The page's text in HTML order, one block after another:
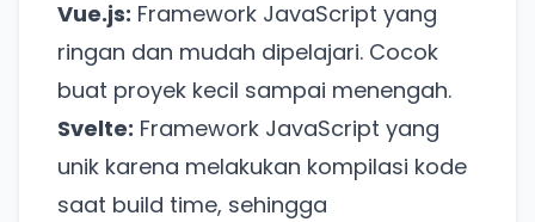
Vue.js: Framework JavaScript yang
ringan dan mudah dipelajari. Cocok
buat proyek kecil sampai menengah.
Svelte: Framework JavaScript yang
unik karena melakukan kompilasi kode
saat build time, sehingga